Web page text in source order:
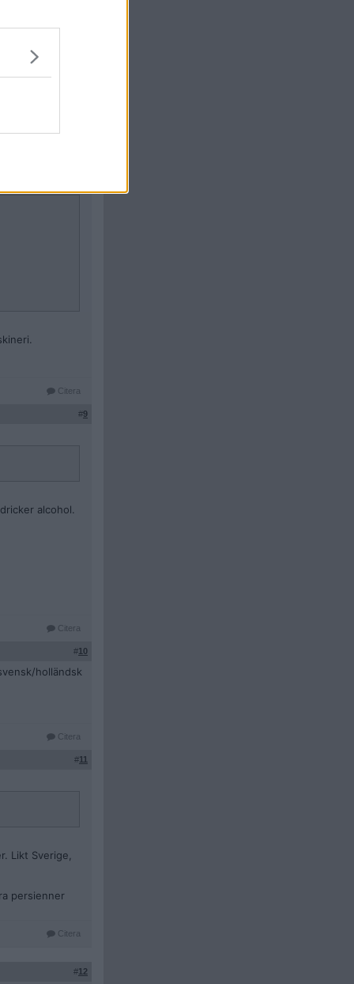
Citera
#9
alcohol.
Citera
#10
holländsk
Citera
#11
Likt Sverige,
persienner
Citera
#12